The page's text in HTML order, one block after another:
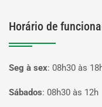
Horário de
Seg à sex: 08h30 às
Sábados: 08h30 às 12h